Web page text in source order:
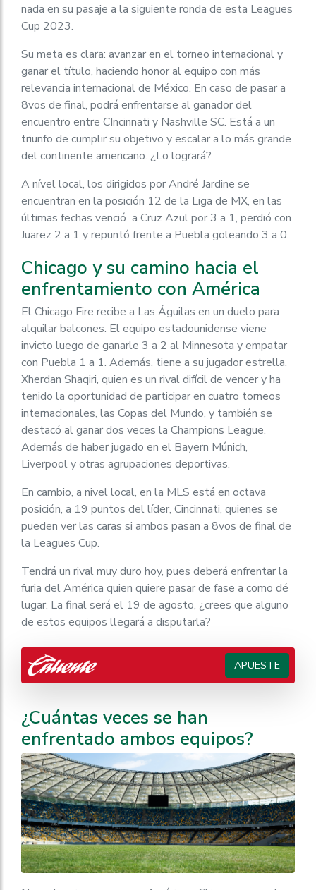
nada en su pasaje a la siguiente ronda de esta Leagues
Cup 2023.
Su meta es clara: avanzar en el torneo internacional y
ganar el título, haciendo honor al equipo con más
relevancia internacional de México. En caso de pasar a
8vos de final, podrá enfrentarse al ganador del
encuentro entre CIncinnati y Nashville SC. Está a un
triunfo de cumplir su objetivo y escalar a lo más grande
del continente americano. ¿Lo logrará?
A nível local, los dirigidos por André Jardine se
encuentran en la posición 12 de la Liga de MX, en las
últimas fechas venció a Cruz Azul por 3 a 1, perdió con
Juarez 2 a 1 y repuntó frente a Puebla goleando 3 a 0.
Chicago y su camino hacia el
enfrentamiento con América
El Chicago Fire recibe a Las Águilas en un duelo para
alquilar balcones. El equipo estadounidense viene
invicto luego de ganarle 3 a 2 al Minnesota y empatar
con Puebla 1 a 1. Además, tiene a su jugador estrella,
Xherdan Shaqiri, quien es un rival difícil de vencer y ha
tenido la oportunidad de participar en cuatro torneos
internacionales, las Copas del Mundo, y también se
destacó al ganar dos veces la Champions League.
Además de haber jugado en el Bayern Múnich,
Liverpool y otras agrupaciones deportivas.
En cambio, a nivel local, en la MLS está en octava
posición, a 19 puntos del líder, Cincinnati, quienes se
pueden ver las caras si ambos pasan a 8vos de final de
la Leagues Cup.
Tendrá un rival muy duro hoy, pues deberá enfrentar la
furia del América quien quiere pasar de fase a como dé
lugar. La final será el 19 de agosto, ¿crees que alguno
de estos equipos llegará a disputarla?
APUESTE
¿Cuántas veces se han
enfrentado ambos equipos?